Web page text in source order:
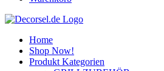
Home
Shop Now!
Produkt Kategorien